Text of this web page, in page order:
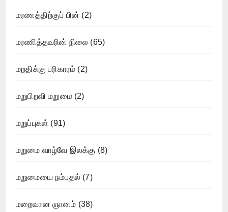
மரணத்திற்குப் பின் (2)
மரணித்தவரின் நிலை (65)
மறதிக்கு பரிகாரம் (2)
மறுபிறவி மறுமை(2)
மறுப்புகள் (91)
மறுமை வாழ்வே இலக்கு (8)
மறுமையை நம்புதல் (7)
மறைவான ஞானம் (38)